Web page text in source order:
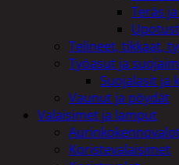
Teräs
Telineet, tikkaat,
Työasut ja
Suojalasit ja
Vaunut ja pöydät
Valaisimet ja lamput
Koristevalaisimet